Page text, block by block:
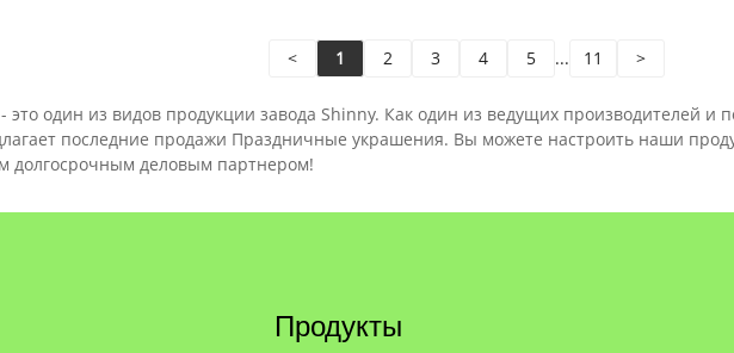
< 1 2 3 4 5 ... 11 >
один из видов продукции завода Shinny. Как один из ведущих производителей и
последние продажи Праздничные украшения. Вы можете настроить наши
долгосрочным деловым партнером!
Продукты